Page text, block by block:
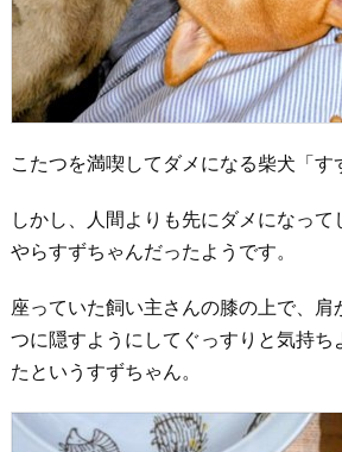
こたつを満喫してダメになる柴犬「す
しかし、人間よりも先にダメになっ
やらすずちゃんだったようです。
座っていた飼い主さんの膝の上で、肩
つに隠すようにしてぐっすりと気持ち
たというすずちゃん。